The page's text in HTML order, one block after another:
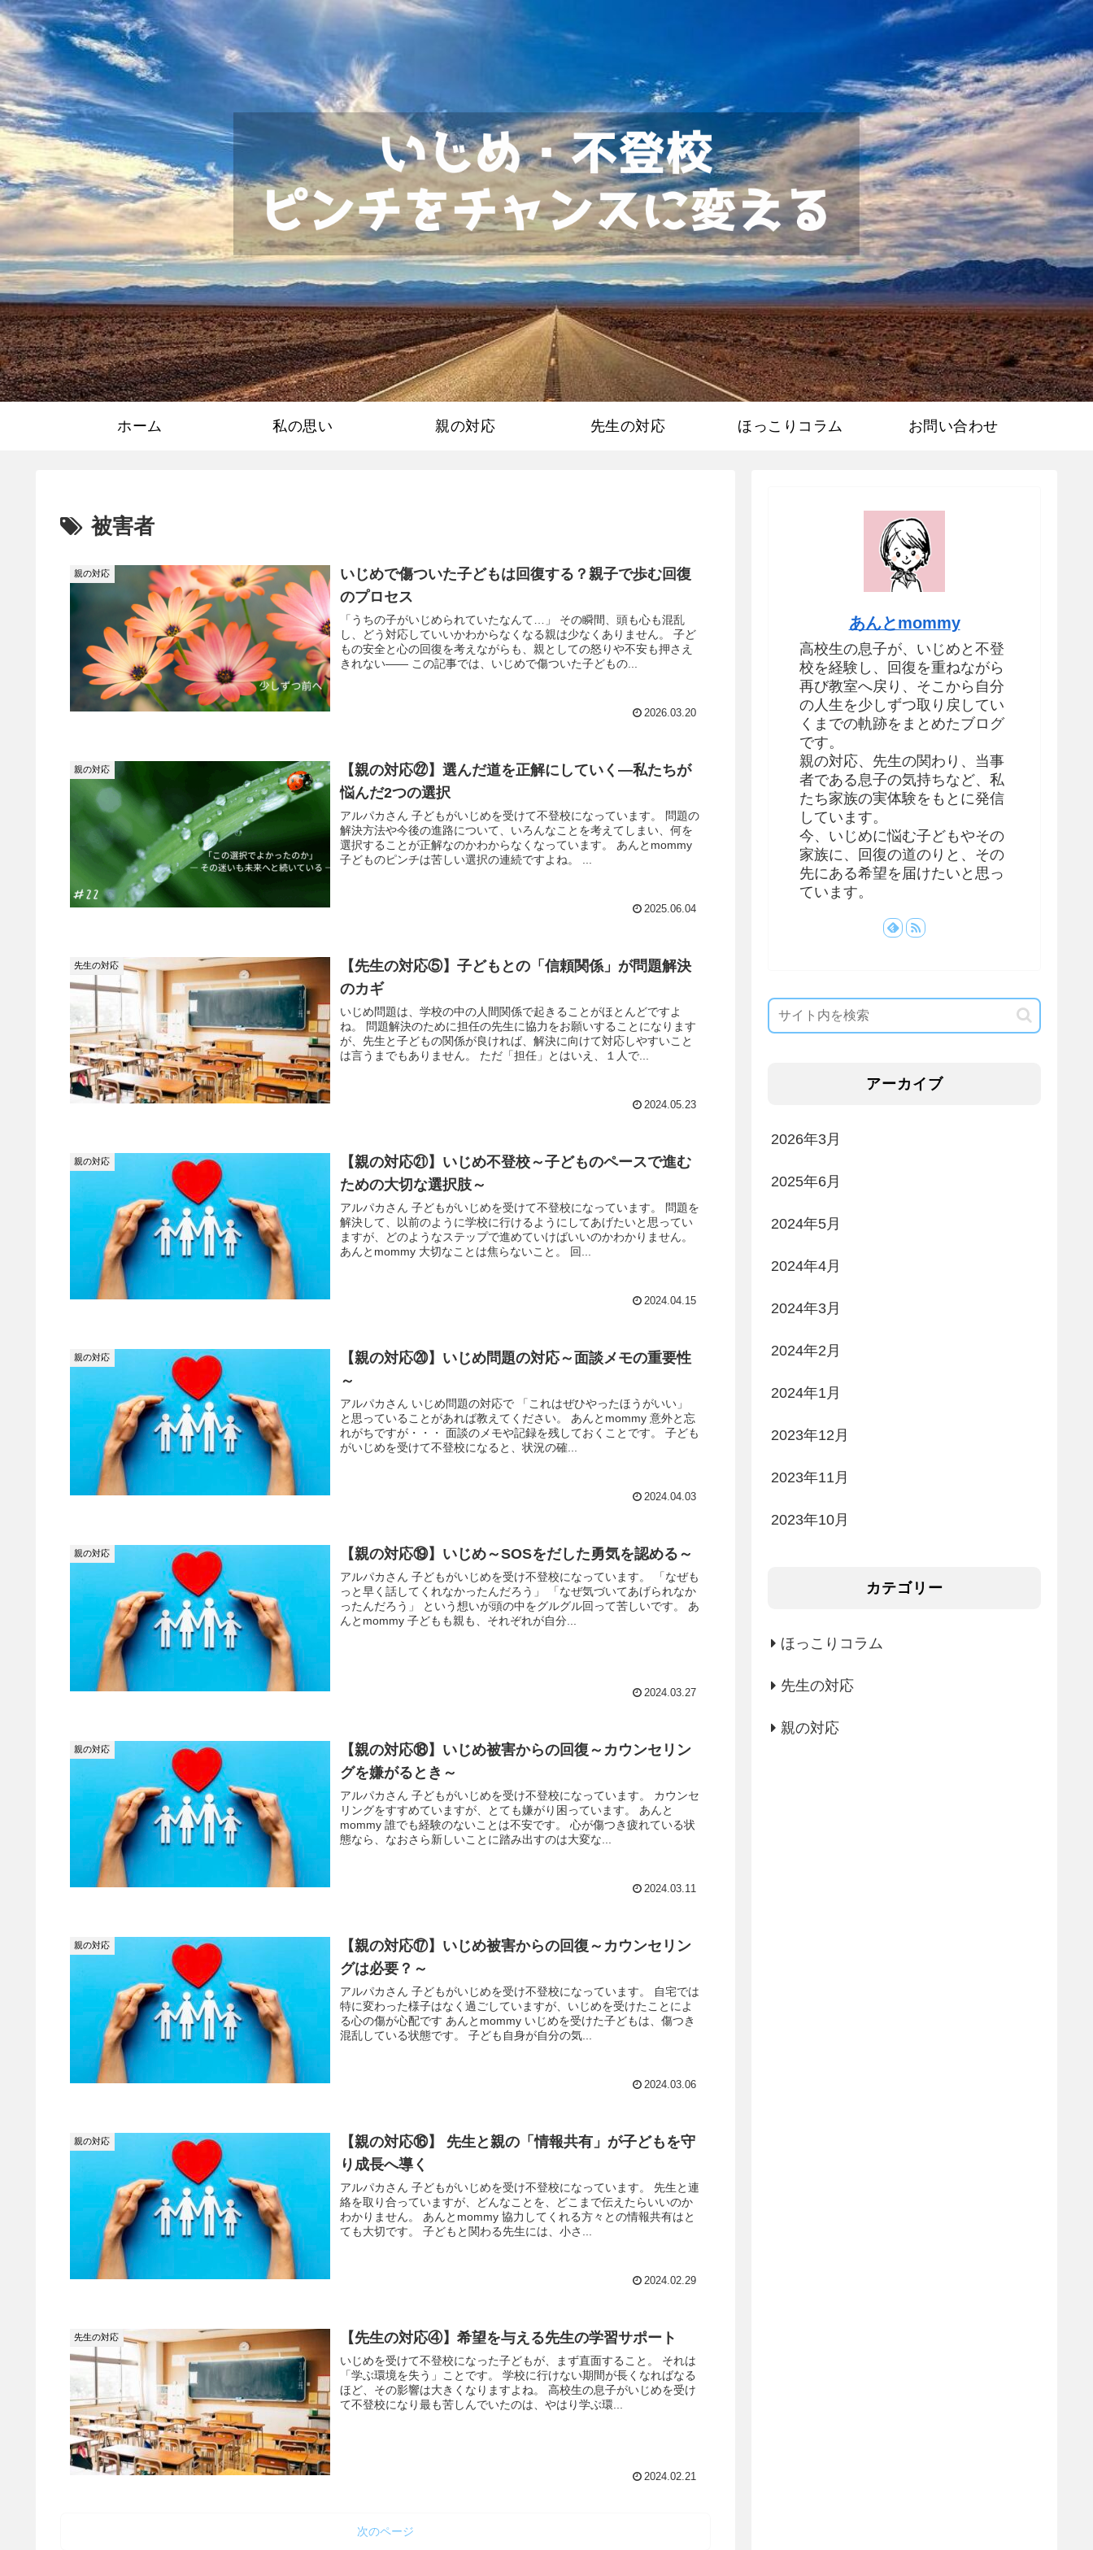
ホーム 私の思い 親の対応 先生の対応 ほっこりコラム お問い合わせ
被害者
親の対応
いじめで傷ついた子どもは回復する？親子で歩む回復
のプロセス
「うちの子がいじめられていたなんて…」 その瞬間、頭も心も混乱
し、どう対応していいかわからなくなる親は少なくありません。 子ど
もの安全と心の回復を考えながらも、親としての怒りや不安も押さえ
きれない―― この記事では、いじめで傷ついた子どもの...
2026.03.20
親の対応
【親の対応㉒】選んだ道を正解にしていく―私たちが
悩んだ2つの選択
アルパカさん 子どもがいじめを受けて不登校になっています。 問題の
解決方法や今後の進路について、いろんなことを考えてしまい、何を
選択することが正解なのかわからなくなっています。 あんとmommy
子どものピンチは苦しい選択の連続ですよね。 ...
2025.06.04
先生の対応
【先生の対応⑤】子どもとの「信頼関係」が問題解決
のカギ
いじめ問題は、学校の中の人間関係で起きることがほとんどですよ
ね。 問題解決のために担任の先生に協力をお願いすることになります
が、先生と子どもの関係が良ければ、解決に向けて対応しやすいこと
は言うまでもありません。 ただ「担任」とはいえ、１人で...
2024.05.23
親の対応
【親の対応㉑】いじめ不登校～子どものペースで進む
ための大切な選択肢～
アルパカさん 子どもがいじめを受けて不登校になっています。 問題を
解決して、以前のように学校に行けるようにしてあげたいと思ってい
ますが、どのようなステップで進めていけばいいのかわかりません。
あんとmommy 大切なことは焦らないこと。 回...
2024.04.15
親の対応
【親の対応⑳】いじめ問題の対応～面談メモの重要性
～
アルパカさん いじめ問題の対応で 「これはぜひやったほうがいい」
と思っていることがあれば教えてください。 あんとmommy 意外と忘
れがちですが・・・ 面談のメモや記録を残しておくことです。 子ども
がいじめを受けて不登校になると、状況の確...
2024.04.03
親の対応 【親の対応⑲】いじめ～SOSをだした勇気を認める～
アルパカさん 子どもがいじめを受け不登校になっています。 「なぜも
っと早く話してくれなかったんだろう」 「なぜ気づいてあげられなか
ったんだろう」 という想いが頭の中をグルグル回って苦しいです。 あ
んとmommy 子どもも親も、それぞれが自分...
2024.03.27
親の対応
【親の対応⑱】いじめ被害からの回復～カウンセリン
グを嫌がるとき～
アルパカさん 子どもがいじめを受け不登校になっています。 カウンセ
リングをすすめていますが、とても嫌がり困っています。 あんと
mommy 誰でも経験のないことは不安です。 心が傷つき疲れている状
態なら、なおさら新しいことに踏み出すのは大変な...
2024.03.11
親の対応
【親の対応⑰】いじめ被害からの回復～カウンセリン
グは必要？～
アルパカさん 子どもがいじめを受け不登校になっています。 自宅では
特に変わった様子はなく過ごしていますが、いじめを受けたことによ
る心の傷が心配です あんとmommy いじめを受けた子どもは、傷つき
混乱している状態です。 子ども自身が自分の気...
2024.03.06
親の対応
【親の対応⑯】 先生と親の「情報共有」が子どもを守
り成長へ導く
アルパカさん 子どもがいじめを受け不登校になっています。 先生と連
絡を取り合っていますが、どんなことを、どこまで伝えたらいいのか
わかりません。 あんとmommy 協力してくれる方々との情報共有はと
ても大切です。 子どもと関わる先生には、小さ...
2024.02.29
先生の対応 【先生の対応④】希望を与える先生の学習サポート
いじめを受けて不登校になった子どもが、まず直面すること。 それは
「学ぶ環境を失う」ことです。 学校に行けない期間が長くなればなる
ほど、その影響は大きくなりますよね。 高校生の息子がいじめを受け
て不登校になり最も苦しんでいたのは、やはり学ぶ環...
2024.02.21
次のページ
あんとmommy
高校生の息子が、いじめと不登
校を経験し、回復を重ねながら
再び教室へ戻り、そこから自分
の人生を少しずつ取り戻してい
くまでの軌跡をまとめたブログ
です。
親の対応、先生の関わり、当事
者である息子の気持ちなど、私
たち家族の実体験をもとに発信
しています。
今、いじめに悩む子どもやその
家族に、回復の道のりと、その
先にある希望を届けたいと思っ
ています。
アーカイブ
2026年3月
2025年6月
2024年5月
2024年4月
2024年3月
2024年2月
2024年1月
2023年12月
2023年11月
2023年10月
カテゴリー
ほっこりコラム
先生の対応
親の対応